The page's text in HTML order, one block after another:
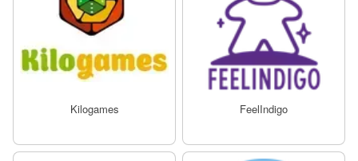
Kilogames FeelIndigo